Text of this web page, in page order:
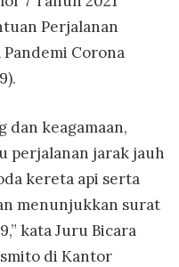
Perjalanan
Corona
dan keagamaan,
perjalanan jarak jauh
kereta api serta
menunjukkan surat
kata Juru Bicara
di Kantor